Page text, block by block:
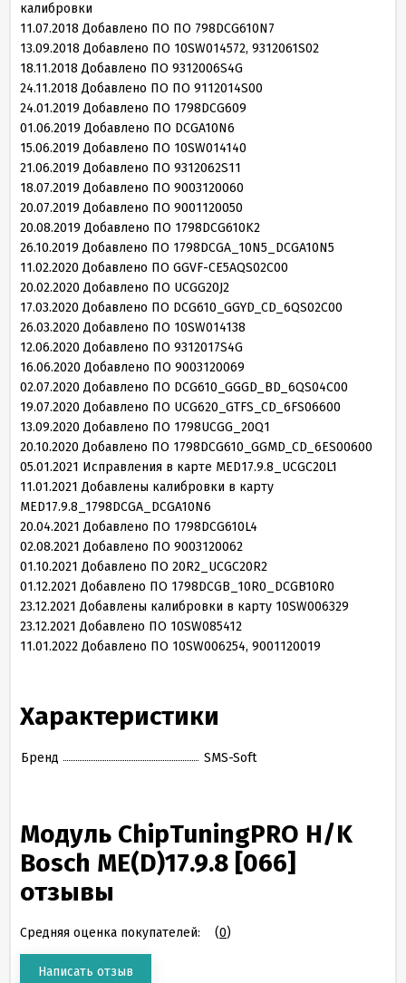
калибровки
11.07.2018 Добавлено ПО ПО 798DCG610N7
13.09.2018 Добавлено ПО 10SW014572, 9312061S02
18.11.2018 Добавлено ПО 9312006S4G
24.11.2018 Добавлено ПО ПО 9112014S00
24.01.2019 Добавлено ПО 1798DCG609
01.06.2019 Добавлено ПО DCGA10N6
15.06.2019 Добавлено ПО 10SW014140
21.06.2019 Добавлено ПО 9312062S11
18.07.2019 Добавлено ПО 9003120060
20.07.2019 Добавлено ПО 9001120050
20.08.2019 Добавлено ПО 1798DCG610K2
26.10.2019 Добавлено ПО 1798DCGA_ 10N5 _DCGA10N5
11.02.2020 Добавлено ПО GGVF-CE5AQS02C00
20.02.2020 Добавлено ПО UCGG20J2
17.03.2020 Добавлено ПО DCG610_GGYD_CD_6QS02C00
26.03.2020 Добавлено ПО 10SW014138
12.06.2020 Добавлено ПО 9312017S4G
16.06.2020 Добавлено ПО 9003120069
02.07.2020 Добавлено ПО DCG610_GGGD_BD_6QS04C00
19.07.2020 Добавлено ПО UCG620_GTFS_CD_6FS06600
13.09.2020 Добавлено ПО 1798UCGG_20Q1
20.10.2020 Добавлено ПО 1798DCG610_GGMD_CD_6ES00600
05.01.2021 Исправления в карте MED17.9.8 _UCGC20L1
11.01.2021 Добавлены калибровки в карту
MED17.9.8 1798DCGA_DCGA10N6
20.04.2021 Добавлено ПО 1798DCG610L4
02.08.2021 Добавлено ПО 9003120062
01.10.2021 Добавлено ПО 20R2 _UCGC20R2
01.12.2021 Добавлено ПО 1798DCGB_ 10R0 _DCGB10R0
23.12.2021 Добавлены калибровки в карту 10SW006329
23.12.2021 Добавлено ПО 10SW085412
11.01.2022 Добавлено ПО 10SW006254, 9001120019
Характеристики
Бренд SMS-Soft
Модуль ChipTuningPRO H/K
Bosch ME(D)17.9.8 [066]
отзывы
Средняя оценка покупателей: (0)
Написать отзыв